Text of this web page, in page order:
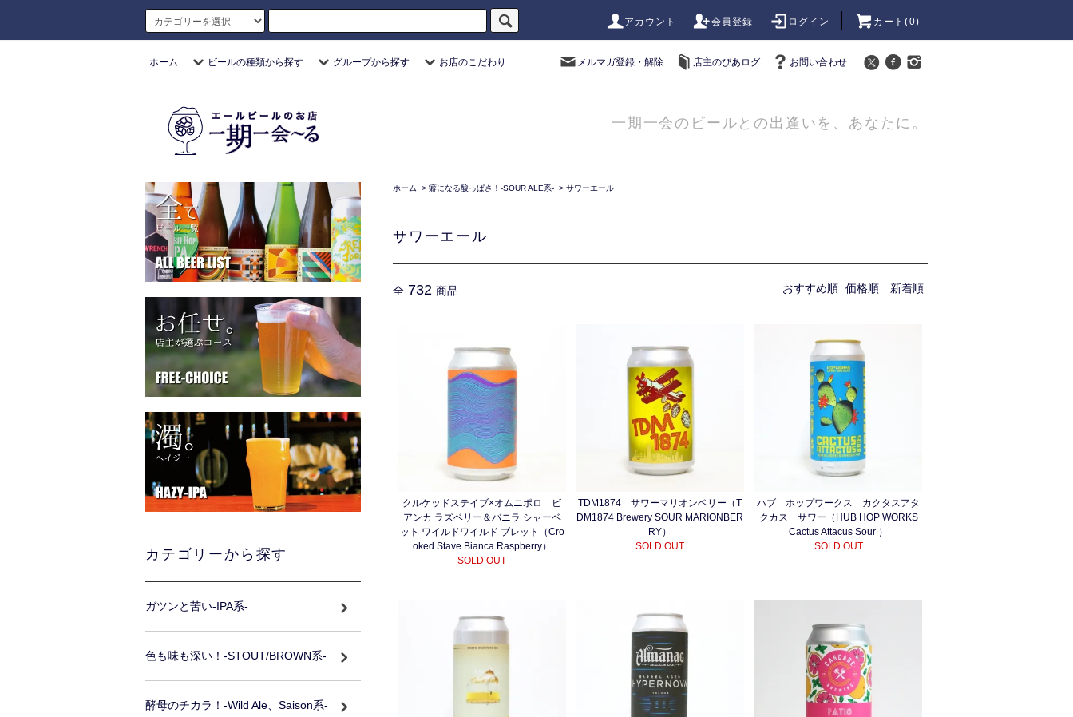
アカウント 会員登録 ログイン カート(0)
ホーム ビールの種類から探す グループから探す お店のこだわり メルマガ登録・解除 店主のびあログ お問い合わせ
一期一会のビールとの出逢いを、あなたに。
ホーム > 癖になる酸っぱさ！-SOUR ALE系- > サワーエール
サワーエール
全 732 商品 おすすめ順 価格順 新着順
クルケッドステイブ×オムニポロ ビ
アンカ ラズベリー＆バニラ シャーベ
ット ワイルドワイルド ブレット（Cro
oked Stave Bianca Raspberry）
SOLD OUT
TDM1874 サワーマリオンベリー（T
DM1874 Brewery SOUR MARIONBER
RY）
SOLD OUT
ハブ ホップワークス カクタスアタ
クカス サワー（HUB HOP WORKS
Cactus Attacus Sour ）
SOLD OUT
カテゴリーから探す
ガツンと苦い-IPA系-
色も味も深い！-STOUT/BROWN系-
酵母のチカラ！-Wild Ale、Saison系-